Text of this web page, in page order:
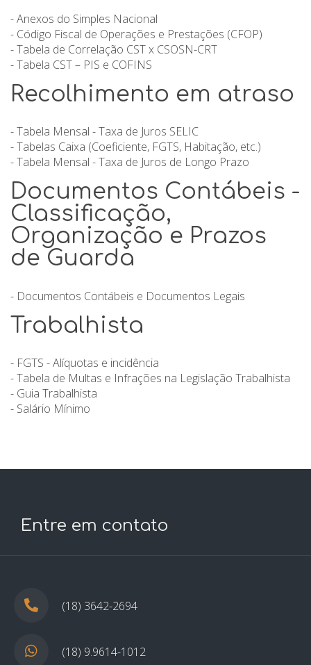
- Anexos do Simples Nacional
- Código Fiscal de Operações e Prestações (CFOP)
- Tabela de Correlação CST x CSOSN-CRT
- Tabela CST – PIS e COFINS
Recolhimento em atraso
- Tabela Mensal - Taxa de Juros SELIC
- Tabelas Caixa (Coeficiente, FGTS, Habitação, etc.)
- Tabela Mensal - Taxa de Juros de Longo Prazo
Documentos Contábeis -
Classificação,
Organização e Prazos
de Guarda
- Documentos Contábeis e Documentos Legais
Trabalhista
- FGTS - Alíquotas e incidência
- Tabela de Multas e Infrações na Legislação Trabalhista
- Guia Trabalhista
- Salário Mínimo
Entre em contato
(18) 3642-2694
(18) 9.9614-1012